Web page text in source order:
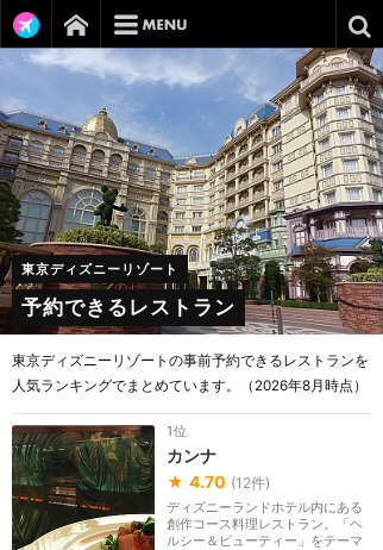
東京ディズニーリゾート
予約できるレストラン
東京ディズニーリゾートの事前予約できるレストランを
人気ランキングでまとめています。（2026年8月時点）
1位
カンナ
★ 4.70 (12件)
ディズニーランドホテル内にある
創作コース料理レストラン。「ヘ
ルシー＆ビューティー」をテーマ